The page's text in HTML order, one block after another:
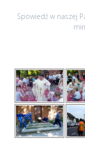
Spowiedź w naszej